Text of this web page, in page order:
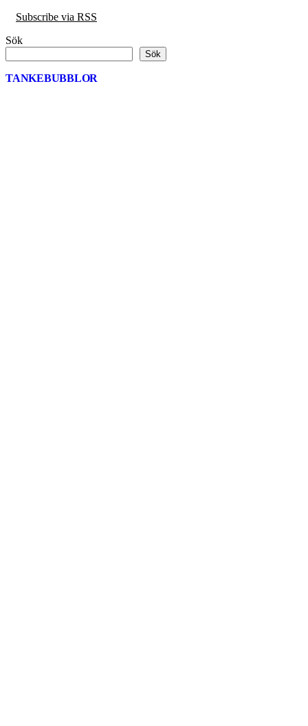
Subscribe via RSS
Sök
Sök
TANKEBUBBLOR